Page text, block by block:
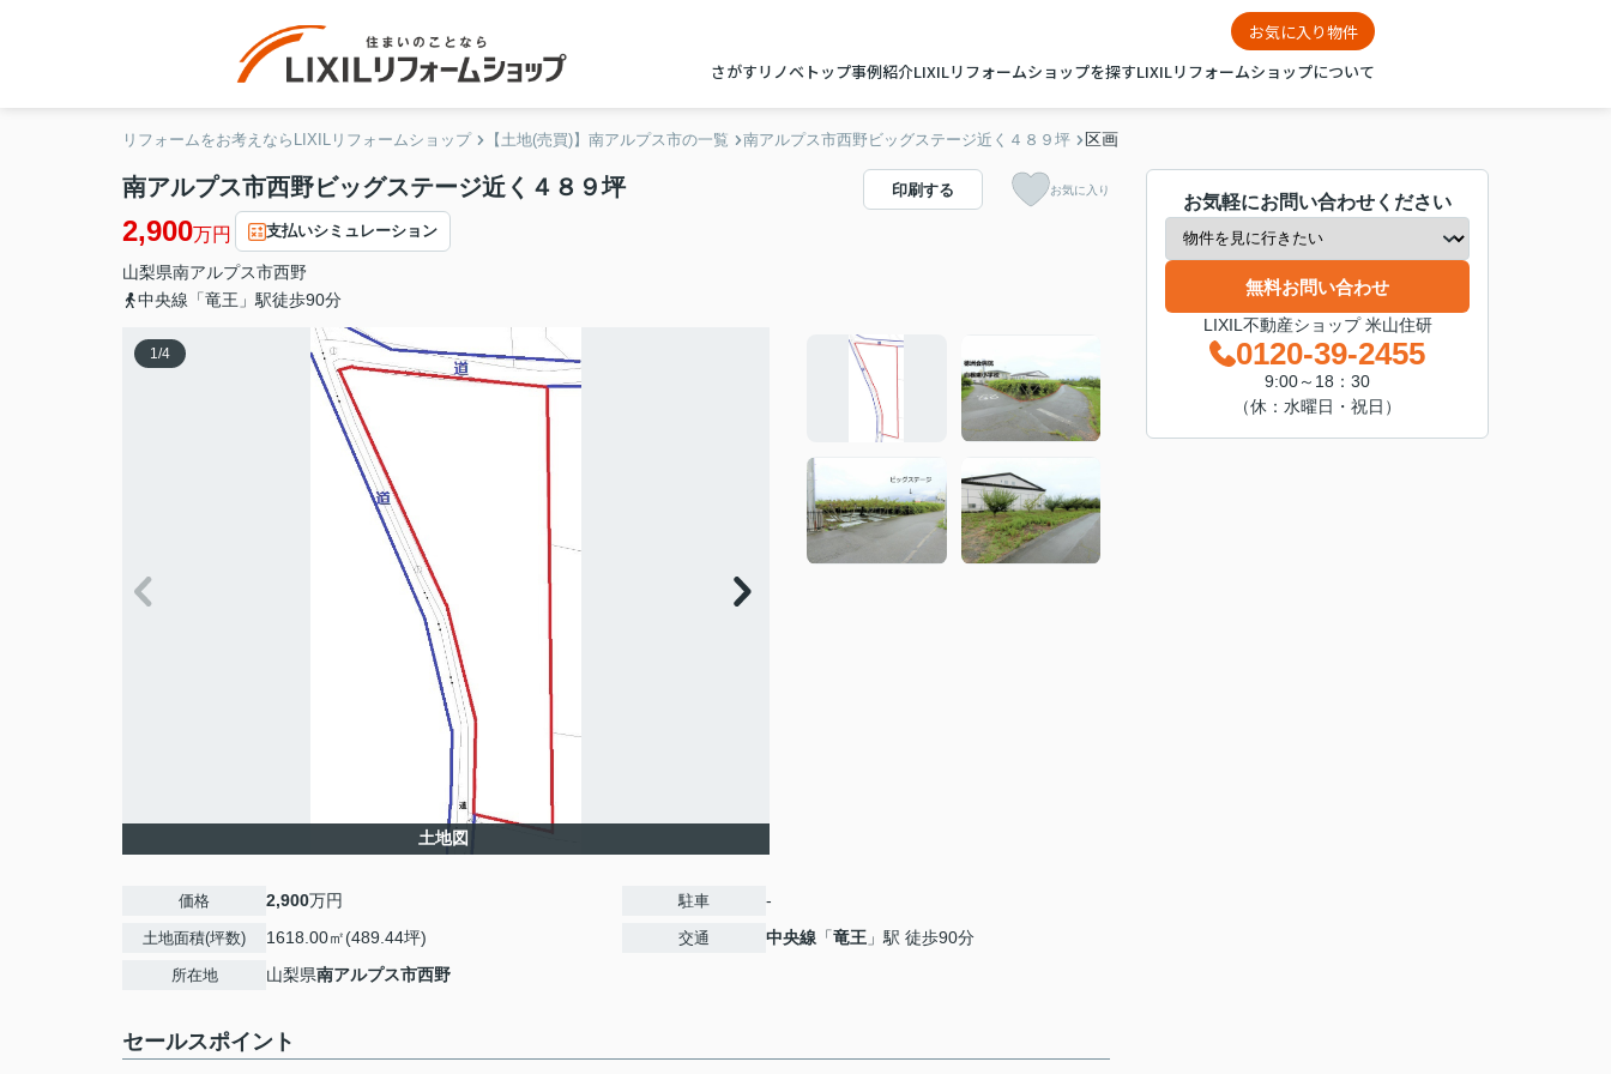
お気に入り物件
さがすリノベトップ事例紹介LIXILリフォームショップを探すLIXILリフォームショップについて
リフォームをお考えならLIXILリフォームショップ 【土地(売買)】南アルプス市の一覧 南アルプス市西野ビッグステージ近く４８９坪 区画
南アルプス市西野ビッグステージ近く４８９坪
2,900万円 支払いシミュレーション
山梨県南アルプス市西野
中央線「竜王」駅徒歩90分
印刷する お気に入り
1/4
土地図
価格 2,900万円
土地面積(坪数) 1618.00㎡(489.44坪)
所在地 山梨県南アルプス市西野
駐車 -
交通 中央線 「竜王 」駅 徒歩90分
セールスポイント
お気軽にお問い合わせください
無料お問い合わせ
LIXIL不動産ショップ 米山住研
0120-39-2455
9:00～18：30
（休：水曜日・祝日）